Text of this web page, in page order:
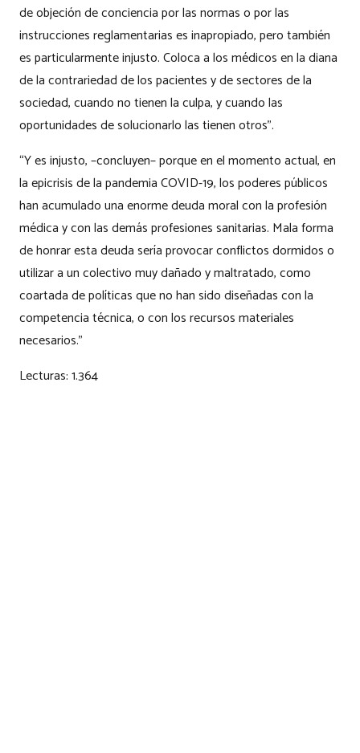
de objeción de conciencia por las normas o por las
instrucciones reglamentarias es inapropiado, pero también
es particularmente injusto. Coloca a los médicos en la diana
de la contrariedad de los pacientes y de sectores de la
sociedad, cuando no tienen la culpa, y cuando las
oportunidades de solucionarlo las tienen otros”.
“Y es injusto, –concluyen– porque en el momento actual, en
la epicrisis de la pandemia COVID-19, los poderes públicos
han acumulado una enorme deuda moral con la profesión
médica y con las demás profesiones sanitarias. Mala forma
de honrar esta deuda sería provocar conflictos dormidos o
utilizar a un colectivo muy dañado y maltratado, como
coartada de políticas que no han sido diseñadas con la
competencia técnica, o con los recursos materiales
necesarios.”
Lecturas:1.364